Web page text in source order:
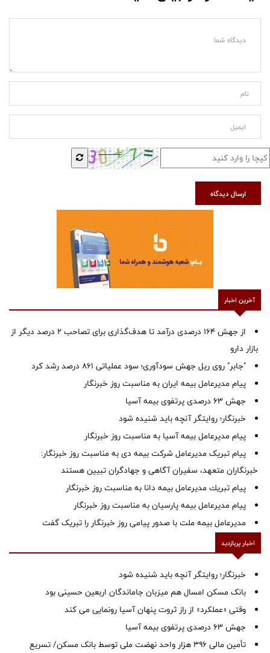
ارسال دیدگاه
آخرین اخبار
از جهش ۱۶۴ درصدی درآمد تا هدف‌گذاری برای تصاحب ۲ درصد دیگر از
بازار دارو
"جابر" روی ریل جهش سودآوری؛ سود عملیاتی ۸۶۱ درصد رشد کرد
پیام مدیرعامل بیمه ایران به مناسبت روز خبرنگار
جهش ۶۳ درصدی پرتفوی بیمه آسیا
خبرنگار؛ روایتگر آنچه باید شنیده شود
پیام مدیرعامل بیمه آسیا به مناسبت روز خبرنگار
پیام تبریک مدیرعامل شرکت بیمه دی به مناسبت روز خبرنگار:
خبرنگاران متعهد، سفیران آگاهی و جهادگران تبیین هستند
پیام ‌تبریك‌ مدیرعامل بیمه دانا به مناسبت روز خبرنگار
پیام مدیرعامل بیمه پارسیان به مناسبت روز خبرنگار
مدیرعامل بیمه ملت با صدور پیامی روز خبرنگار را تبریک گفت
اخبار پربازدید
خبرنگار؛ روایتگر آنچه باید شنیده شود
بانک مسکن امسال هم میزبان جاماندگان اربعین حسینی بود
وقتی «عملکرد» از راز ثروت پنهان آسیا رونمایی می کند
جهش ۶۳ درصدی پرتفوی بیمه آسیا
تأمین مالی ۳۹۶ هزار واحد نهضت ملی توسط بانک مسکن/ تسریع